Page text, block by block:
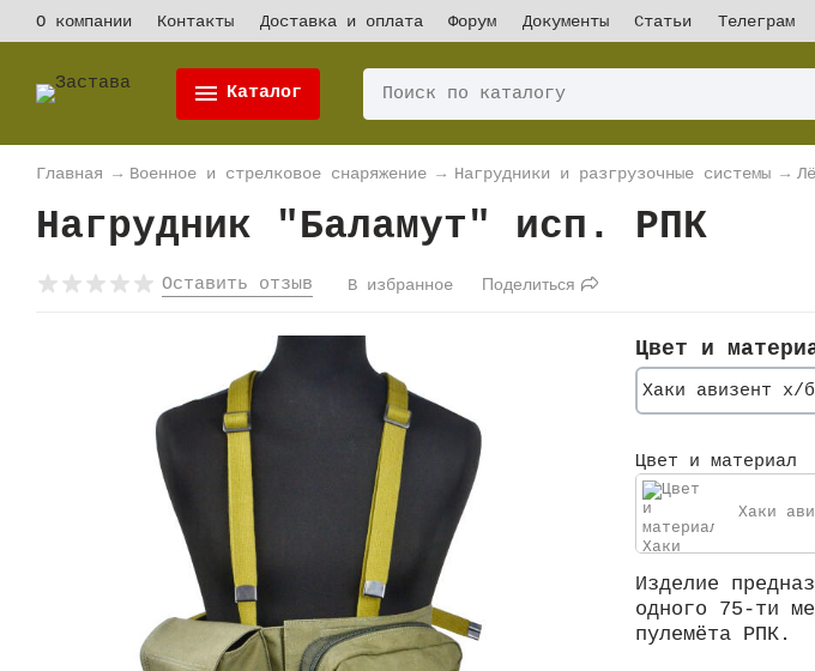
О компании Контакты Доставка и оплата Форум Документы Статьи Телеграм
Каталог
Главная → Военное и стрелковое снаряжение → Нагрудники и разгрузочные системы →
Нагрудник "Баламут" исп. РПК
Оставить отзыв В избранное Поделиться
Цвет и
Цвет и материал
Хаки
Изделие
одного 75-ти
пулемёта РПК.